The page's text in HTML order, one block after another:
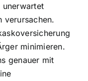
unerwartet
verursachen.
minimieren.
genauer mit